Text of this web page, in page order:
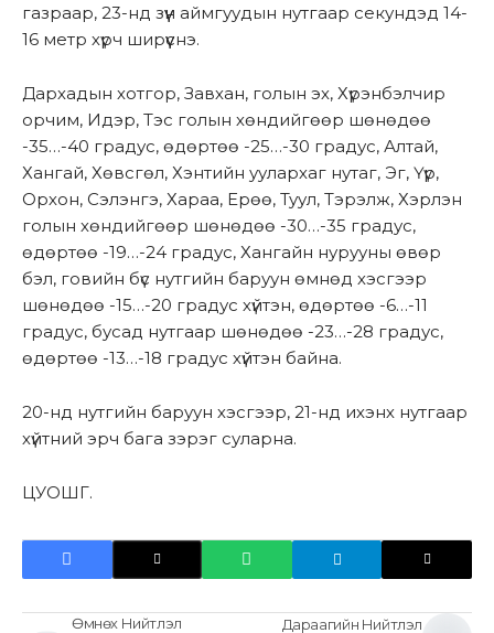
газраар, 23-нд зүүн аймгуудын нутгаар секундэд 14-
16 метр хүрч ширүүснэ.
Дархадын хотгор, Завхан, голын эх, Хүрэнбэлчир
орчим, Идэр, Тэс голын хөндийгөөр шөнөдөө
-35…-40 градус, өдөртөө -25…-30 градус, Алтай,
Хангай, Хөвсгөл, Хэнтийн уулархаг нутаг, Эг, Үүр,
Орхон, Сэлэнгэ, Хараа, Ерөө, Туул, Тэрэлж, Хэрлэн
голын хөндийгөөр шөнөдөө -30…-35 градус,
өдөртөө -19…-24 градус, Хангайн нурууны өвөр
бэл, говийн бүс нутгийн баруун өмнөд хэсгээр
шөнөдөө -15…-20 градус хүйтэн, өдөртөө -6…-11
градус, бусад нутгаар шөнөдөө -23…-28 градус,
өдөртөө -13…-18 градус хүйтэн байна.
20-нд нутгийн баруун хэсгээр, 21-нд ихэнх нутгаар
хүйтний эрч бага зэрэг суларна.
ЦУОШГ.
Өмнөх Нийтлэл Дараагийн Нийтлэл